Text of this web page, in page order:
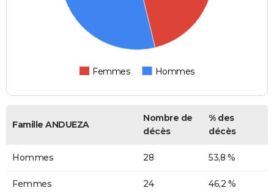
Femmes Hommes
Famille ANDUEZA
Nombre de
décès
% des
décès
Hommes 28 53,8 %
Femmes 24 46,2 %